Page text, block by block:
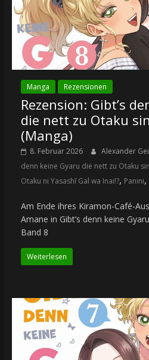
Manga Rezensionen
Rezension: Gibt’s
die nett zu Otaku
(Manga)
8. Februar 2026 Alexander
denn keine Gyaru die nett zu Otaku
Otaku ni Yasashī Gal wa Inai!?, Panini,
Am Ende ihres Kiramon-Café-
Amane in Gibt’s denn keine
Band 8
Weiterlesen